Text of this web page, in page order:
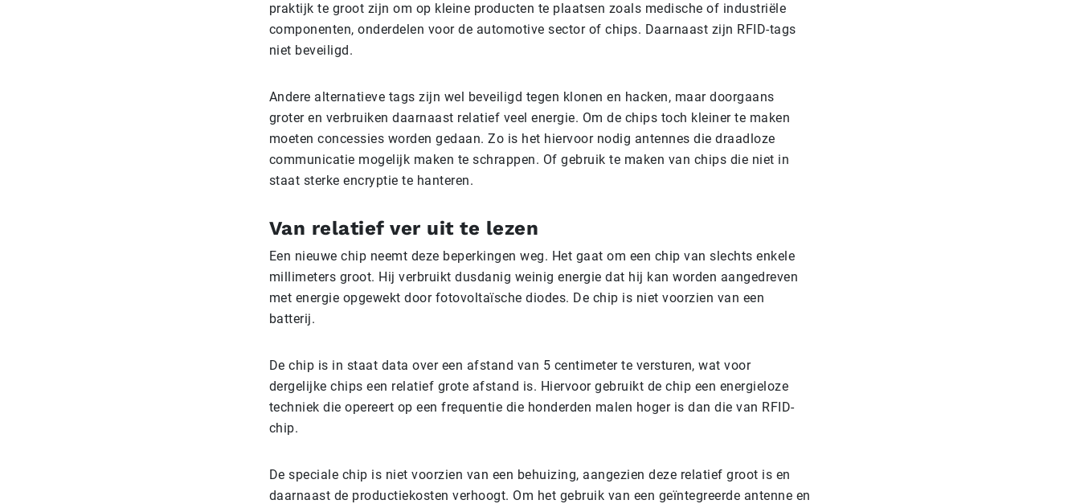
praktijk te groot zijn om op kleine producten te plaatsen zoals medische of industriële
componenten, onderdelen voor de automotive sector of chips. Daarnaast zijn RFID-tags
niet beveiligd.
Andere alternatieve tags zijn wel beveiligd tegen klonen en hacken, maar doorgaans
groter en verbruiken daarnaast relatief veel energie. Om de chips toch kleiner te maken
moeten concessies worden gedaan. Zo is het hiervoor nodig antennes die draadloze
communicatie mogelijk maken te schrappen. Of gebruik te maken van chips die niet in
staat sterke encryptie te hanteren.
Van relatief ver uit te lezen
Een nieuwe chip neemt deze beperkingen weg. Het gaat om een chip van slechts enkele
millimeters groot. Hij verbruikt dusdanig weinig energie dat hij kan worden aangedreven
met energie opgewekt door fotovoltaïsche diodes. De chip is niet voorzien van een
batterij.
De chip is in staat data over een afstand van 5 centimeter te versturen, wat voor
dergelijke chips een relatief grote afstand is. Hiervoor gebruikt de chip een energieloze
techniek die opereert op een frequentie die honderden malen hoger is dan die van RFID-
chip.
De speciale chip is niet voorzien van een behuizing, aangezien deze relatief groot is en
daarnaast de productiekosten verhoogt. Om het gebruik van een geïntegreerde antenne en